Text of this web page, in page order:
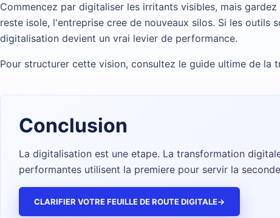
Commencez par digitaliser les irritants visibles, mais
reste isole, l'entreprise cree de nouveaux silos. Si les outils
digitalisation devient un vrai levier de performance.
Pour structurer cette vision, consultez le guide ultime de la
Conclusion
La digitalisation est une etape. La transformation
performantes utilisent la premiere pour servir la
CLARIFIER VOTRE FEUILLE DE ROUTE DIGITALE→